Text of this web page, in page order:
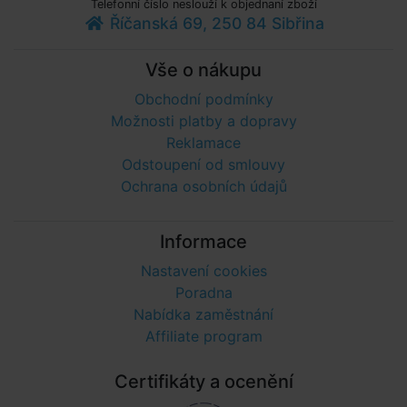
Telefonní číslo neslouží k objednaní zboží
Říčanská 69, 250 84 Sibřina
Vše o nákupu
Obchodní podmínky
Možnosti platby a dopravy
Reklamace
Odstoupení od smlouvy
Ochrana osobních údajů
Informace
Nastavení cookies
Poradna
Nabídka zaměstnání
Affiliate program
Certifikáty a ocenění